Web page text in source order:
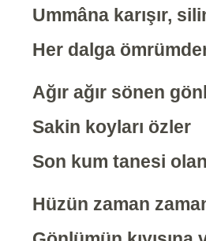
Ummâna karışır,
Her dalga
Ağır ağır sönen
Sakin koyları özler
Son kum tanesi
Hüzün zaman